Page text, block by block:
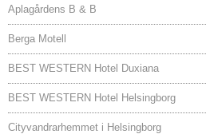
Aplagårdens B & B
Berga Motell
BEST WESTERN Hotel Duxiana
BEST WESTERN Hotel Helsingborg
Cityvandrarhemmet i Helsingborg